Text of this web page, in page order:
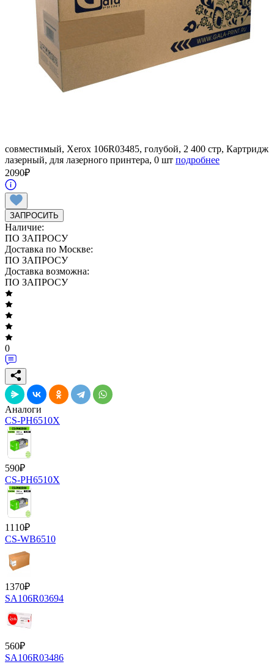
совместимый, Xerox 106R03485, голубой, 2 400 стр, Картридж
лазерный, для лазерного принтера, 0 шт подробнее
2090₽
ЗАПРОСИТЬ
Наличие:
ПО ЗАПРОСУ
Доставка по Москве:
ПО ЗАПРОСУ
Доставка возможна:
ПО ЗАПРОСУ
0
Аналоги
CS-PH6510X
590₽
CS-PH6510X
1110₽
CS-WB6510
1370₽
SA106R03694
560₽
SA106R03486